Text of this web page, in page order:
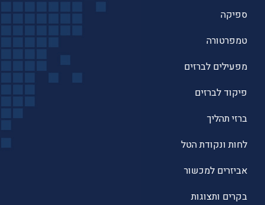
ספיקה
טמפרטורה
מפעילים לברזים
פיקוד לברזים
ברזי תהליך
לחות ונקודת הטל
אביזרים למכשור
בקרים ותצוגות